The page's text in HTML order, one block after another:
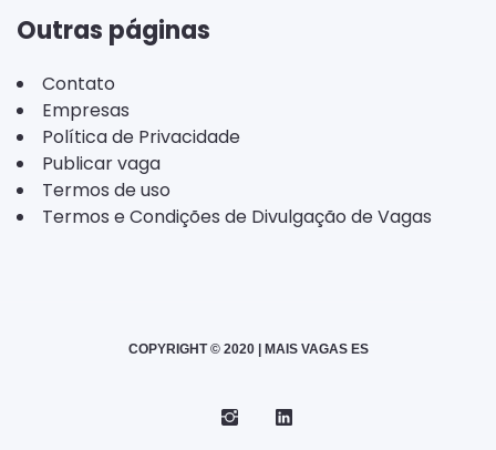
Outras páginas
Contato
Empresas
Política de Privacidade
Publicar vaga
Termos de uso
Termos e Condições de Divulgação de Vagas
COPYRIGHT © 2020 | MAIS VAGAS ES
Instagram
Telegram
LinkedIn